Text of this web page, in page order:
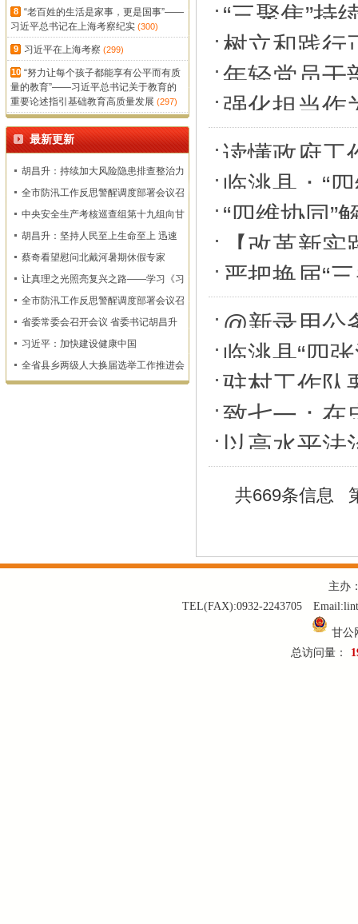
8
“老百姓的生活是家事，更是国事”——
习近平总书记在上海考察纪实 (300)
9 习近平在上海考察 (299)
10 “努力让每个孩子都能享有公平而有质
量的教育”——习近平总书记关于教育的
重要论述指引基础教育高质量发展 (297)
最新更新
胡昌升：持续加大风险隐患排查整治力
度 确保监测预警和群众转移避险到位
全市防汛工作反思警醒调度部署会议召
开
中央安全生产考核巡查组第十九组向甘
肃省反馈明查暗访情况
胡昌升：坚持人民至上生命至上 迅速
查漏补缺固强补弱 坚决维护人民群众
蔡奇看望慰问北戴河暑期休假专家
让真理之光照亮复兴之路——学习《习
近平谈治国理政》第一至五卷
全市防汛工作反思警醒调度部署会议召
开
省委常委会召开会议 省委书记胡昌升
主持
习近平：加快建设健康中国
全省县乡两级人大换届选举工作推进会
召开
“三聚焦”持
树立和践行
年轻党员干
强化担当作
读懂政府工
临洮县：“
“四维协同
条”议事机
【改革新
招四清单”
严把换届“
@新录用公
上“奋楫争先
临洮县“四
驻村工作队
致七一：在
以高水平法
共669条信息
主办
TEL(FAX):0932-2243705
甘公
总访问量：